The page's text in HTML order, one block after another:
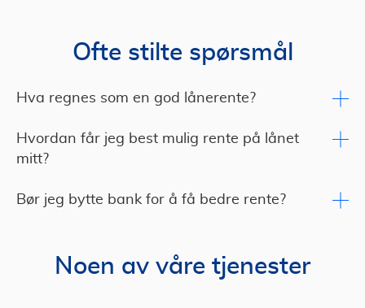
Ofte stilte spørsmål
Hva regnes som en god lånerente?
Hvordan får jeg best mulig rente på lånet
mitt?
Bør jeg bytte bank for å få bedre rente?
Noen av våre tjenester